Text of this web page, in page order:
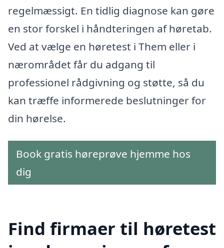
regelmæssigt. En tidlig diagnose kan gøre
en stor forskel i håndteringen af høretab.
Ved at vælge en høretest i Them eller i
nærområdet får du adgang til
professionel rådgivning og støtte, så du
kan træffe informerede beslutninger for
din hørelse.
Book gratis høreprøve hjemme hos
dig
Find firmaer til høretest